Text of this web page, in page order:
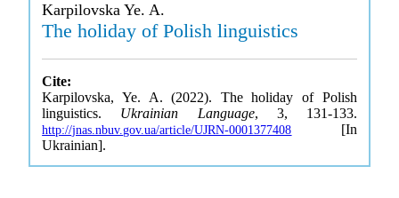
Karpilovska Ye. A.
The holiday of Polish linguistics
Cite:
Karpilovska, Ye. A. (2022). The holiday of Polish
linguistics. Ukrainian Language, 3, 131-133.
http://jnas.nbuv.gov.ua/article/UJRN-0001377408 [In
Ukrainian].